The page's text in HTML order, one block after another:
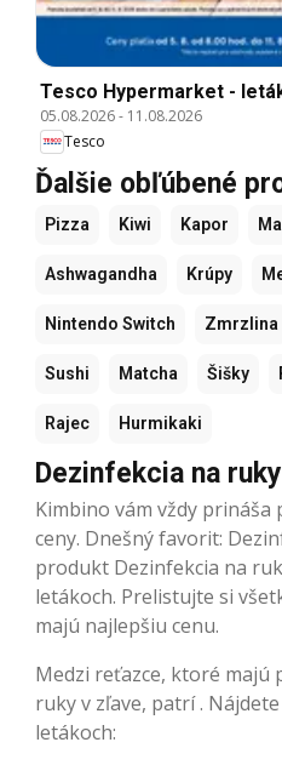
Tesco Hypermarket -
05.08.2026- 11.08.2026
Tesco
Ďalšie obľúbené
Pizza Kiwi Kapor
Ashwagandha Krúpy
Nintendo Switch Zmrzlina
Sushi Matcha Šišky
Rajec Hurmikaki
Dezinfekcia na
Kimbino vám vždy
ceny. Dnešný favorit:
produkt Dezinfekcia na
letákoch. Prelistujte si
majú najlepšiu cenu.
Medzi reťazce, ktoré majú
ruky v zľave, patrí .
letákoch: